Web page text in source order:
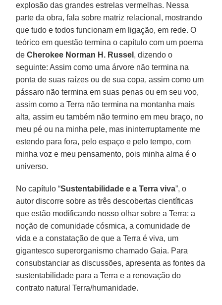
explosão das grandes estrelas vermelhas. Nessa
parte da obra, fala sobre matriz relacional, mostrando
que tudo e todos funcionam em ligação, em rede. O
teórico em questão termina o capítulo com um poema
deCherokee Norman H. Russel , dizendo o
seguinte: Assim como uma árvore não termina na
ponta de suas raízes ou de sua copa, assim como um
pássaro não termina em suas penas ou em seu voo,
assim como a Terra não termina na montanha mais
alta, assim eu também não termino em meu braço, no
meu pé ou na minha pele, mas ininterruptamente me
estendo para fora, pelo espaço e pelo tempo, com
minha voz e meu pensamento, pois minha alma é o
universo.
No capítulo “Sustentabilidade e a Terra viva”, o
autor discorre sobre as três descobertas científicas
que estão modificando nosso olhar sobre a Terra: a
noção de comunidade cósmica, a comunidade de
vida e a constatação de que a Terra é viva, um
gigantesco superorganismo chamado Gaia. Para
consubstanciar as discussões, apresenta as fontes da
sustentabilidade para a Terra e a renovação do
contrato natural Terra/humanidade.